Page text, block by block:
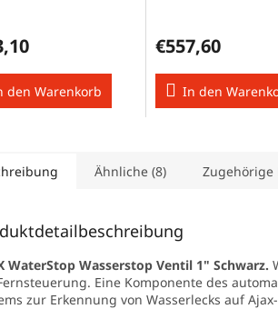
den Warenkorb
€557,60
In den
Ähnliche (8) Zugehörige
WaterStop Wasserstop Ventil 1" Schwarz.
Eine Komponente des
zur Erkennung von Wasserlecks auf